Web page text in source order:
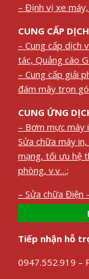
– Định vị xe
CUNG CẤP
– Cung cấp dịch
tác, Quảng cáo
– Cung cấp giải
đám mây trọn
CUNG ỨNG
– Bơm mực máy
Sửa chữa máy
mạng, tối ưu hệ
phòng, v.v…;
– Sửa chữa Điện
Tiếp nhận hỗ
0947.552.919 –